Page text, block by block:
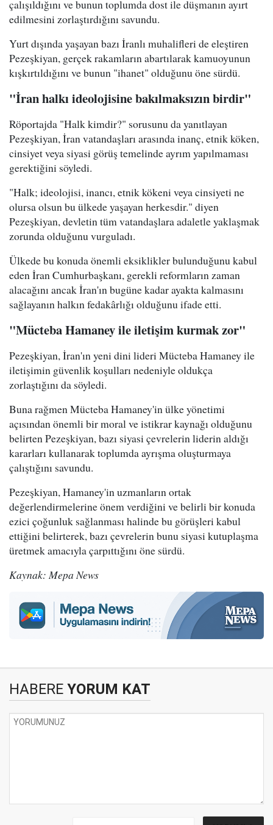
çalışıldığını ve bunun toplumda dost ile düşmanın ayırt
edilmesini zorlaştırdığını savundu.
Yurt dışında yaşayan bazı İranlı muhalifleri de eleştiren
Pezeşkiyan, gerçek rakamların abartılarak kamuoyunun
kışkırtıldığını ve bunun "ihanet" olduğunu öne sürdü.
"İran halkı ideolojisine bakılmaksızın birdir"
Röportajda "Halk kimdir?" sorusunu da yanıtlayan
Pezeşkiyan, İran vatandaşları arasında inanç, etnik köken,
cinsiyet veya siyasi görüş temelinde ayrım yapılmaması
gerektiğini söyledi.
"Halk; ideolojisi, inancı, etnik kökeni veya cinsiyeti ne
olursa olsun bu ülkede yaşayan herkesdir." diyen
Pezeşkiyan, devletin tüm vatandaşlara adaletle yaklaşmak
zorunda olduğunu vurguladı.
Ülkede bu konuda önemli eksiklikler bulunduğunu kabul
eden İran Cumhurbaşkanı, gerekli reformların zaman
alacağını ancak İran'ın bugüne kadar ayakta kalmasını
sağlayanın halkın fedakârlığı olduğunu ifade etti.
"Mücteba Hamaney ile iletişim kurmak zor"
Pezeşkiyan, İran'ın yeni dini lideri Mücteba Hamaney ile
iletişimin güvenlik koşulları nedeniyle oldukça
zorlaştığını da söyledi.
Buna rağmen Mücteba Hamaney'in ülke yönetimi
açısından önemli bir moral ve istikrar kaynağı olduğunu
belirten Pezeşkiyan, bazı siyasi çevrelerin liderin aldığı
kararları kullanarak toplumda ayrışma oluşturmaya
çalıştığını savundu.
Pezeşkiyan, Hamaney'in uzmanların ortak
değerlendirmelerine önem verdiğini ve belirli bir konuda
ezici çoğunluk sağlanması halinde bu görüşleri kabul
ettiğini belirterek, bazı çevrelerin bunu siyasi kutuplaşma
üretmek amacıyla çarpıttığını öne sürdü.
Kaynak: Mepa News
HABERE YORUM KAT